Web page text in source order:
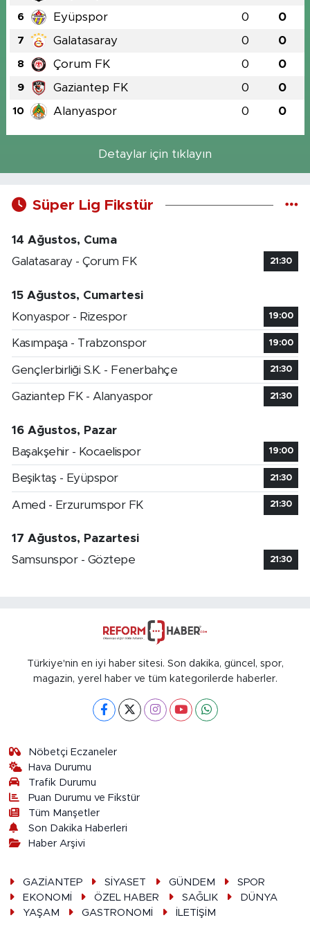
6 Eyüpspor 0 0
7 Galatasaray 0 0
8 Çorum FK 0 0
9 Gaziantep FK 0 0
10 Alanyaspor 0 0
Detaylar için tıklayın
Süper Lig Fikstür
14 Ağustos, Cuma
Galatasaray - Çorum FK
21:30
15 Ağustos, Cumartesi
Konyaspor - Rizespor
19:00
Kasımpaşa - Trabzonspor 19:00
Gençlerbirliği S.K. - Fenerbahçe 21:30
Gaziantep FK - Alanyaspor 21:30
16 Ağustos, Pazar
Başakşehir - Kocaelispor
19:00
Beşiktaş - Eyüpspor 21:30
Amed - Erzurumspor FK 21:30
17 Ağustos, Pazartesi
Samsunspor - Göztepe
21:30
Türkiye'nin en iyi haber sitesi. Son dakika, güncel, spor,
magazin, yerel haber ve tüm kategorilerde haberler.
Nöbetçi Eczaneler
Hava Durumu
Trafik Durumu
Puan Durumu ve Fikstür
Tüm Manşetler
Son Dakika Haberleri
Haber Arşivi
GAZİANTEP SİYASET GÜNDEM
SPOR
EKONOMİ
ÖZEL HABER SAĞLIK
DÜNYA
YAŞAM
GASTRONOMİ İLETİŞİM